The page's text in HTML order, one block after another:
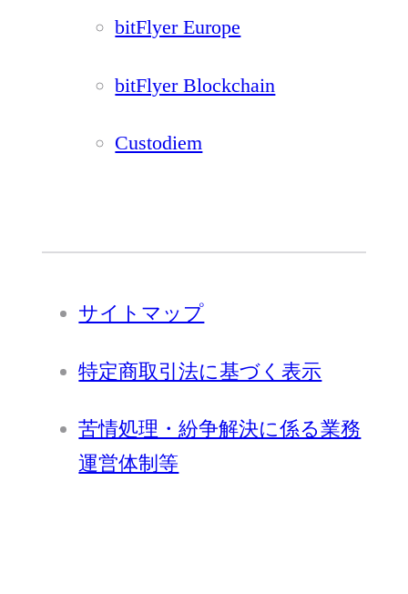
bitFlyer Europe
bitFlyer Blockchain
Custodiem
サイトマップ
特定商取引法に基づく表示
苦情処理・紛争解決に係る業務
運営体制等